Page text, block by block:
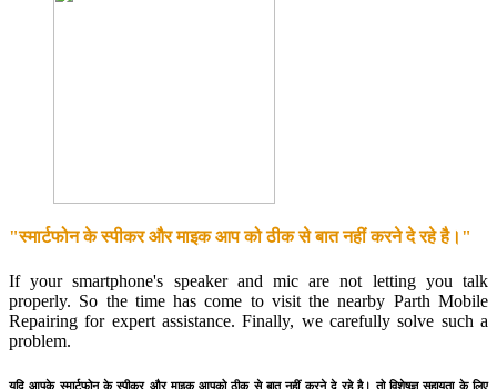
"स्मार्टफोन के स्पीकर और माइक आप को ठीक से बात नहीं करने दे रहे है।"
If your smartphone's speaker and mic are not letting you talk
properly. So the time has come to visit the nearby Parth Mobile
Repairing for expert assistance. Finally, we carefully solve such a
problem.
यदि आपके स्मार्टफोन के स्पीकर और माइक आपको ठीक से बात नहीं करने दे रहे है। तो विशेषज्ञ सहायता के लिए